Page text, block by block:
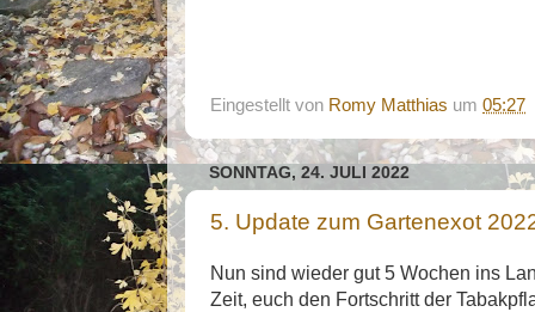
Eingestellt von Romy Matthias um 05:27
SONNTAG, 24. JULI 2022
5. Update zum Gartenexot
Nun sind wieder gut 5 Wochen ins
Zeit, euch den Fortschritt der